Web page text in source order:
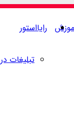
رایااستور
تبلیغات